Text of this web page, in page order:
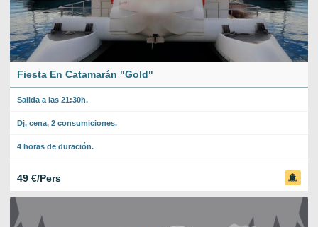
Fiesta En Catamarán "Gold"
Salida a las 21:30h.
Dj, cena, 2 consumiciones.
4 horas de duración.
49 €/Pers